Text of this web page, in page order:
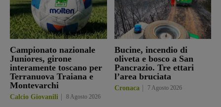
Campionato nazionale
Juniores, girone
interamente toscano per
Terranuova Traiana e
Montevarchi
Calcio Giovanili 8 Agosto 2026
Bucine, incendio di
oliveta e bosco a San
Pancrazio. Tre ettari
l’area bruciata
Cronaca 7 Agosto 2026